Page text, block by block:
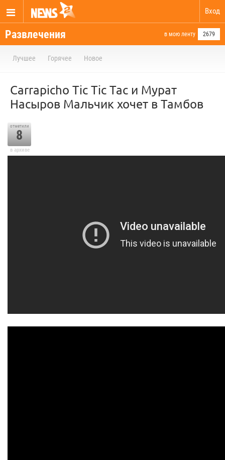
Вход
Развлечения в мою ленту 2679
Лучшее Горячее Новое
Carrapicho Tic Tic Tac и Мурат
Насыров Мальчик хочет в Тамбов
отметили
8
в архиве